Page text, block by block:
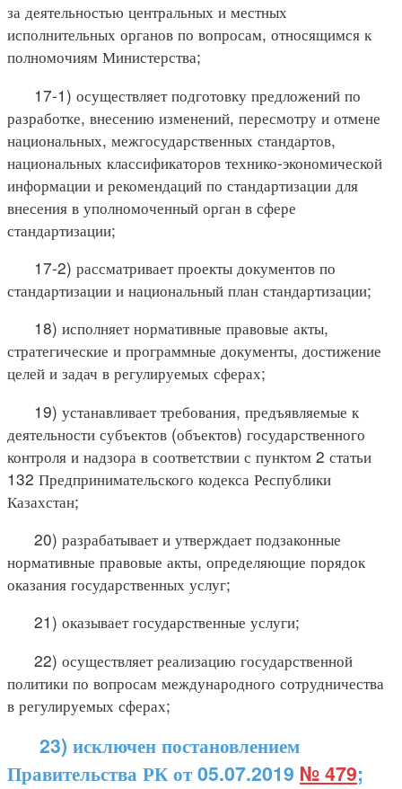
за деятельностью центральных и местных
исполнительных органов по вопросам, относящимся к
полномочиям Министерства;
17-1) осуществляет подготовку предложений по
разработке, внесению изменений, пересмотру и отмене
национальных, межгосударственных стандартов,
национальных классификаторов технико-экономической
информации и рекомендаций по стандартизации для
внесения в уполномоченный орган в сфере
стандартизации;
17-2) рассматривает проекты документов по
стандартизации и национальный план стандартизации;
18) исполняет нормативные правовые акты,
стратегические и программные документы, достижение
целей и задач в регулируемых сферах;
19) устанавливает требования, предъявляемые к
деятельности субъектов (объектов) государственного
контроля и надзора в соответствии с пунктом 2 статьи
132 Предпринимательского кодекса Республики
Казахстан;
20) разрабатывает и утверждает подзаконные
нормативные правовые акты, определяющие порядок
оказания государственных услуг;
21) оказывает государственные услуги;
22) осуществляет реализацию государственной
политики по вопросам международного сотрудничества
в регулируемых сферах;
23) исключен постановлением
Правительства РК от 05.07.2019 № 479;